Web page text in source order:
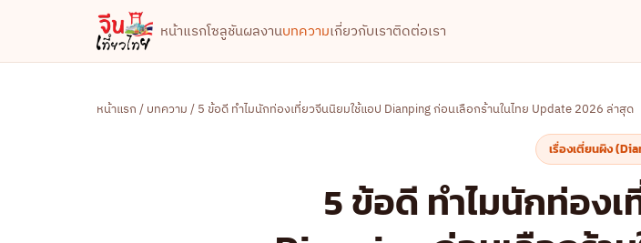
หน้าแรกโซลูชันผลงานบทความเกี่ยวกับเราติดต่อเรา
หน้าแรก/บทความ/ 5 ข้อดี ทำไมนักท่องเที่ยวจีนนิยมใช้แอป Dianping ก่อนเลือกร้านในไทย Update 2026 ล่าสุด
เรื่องเตี่ยนผิง
5 ข้อดี ทำไมนักท่อง